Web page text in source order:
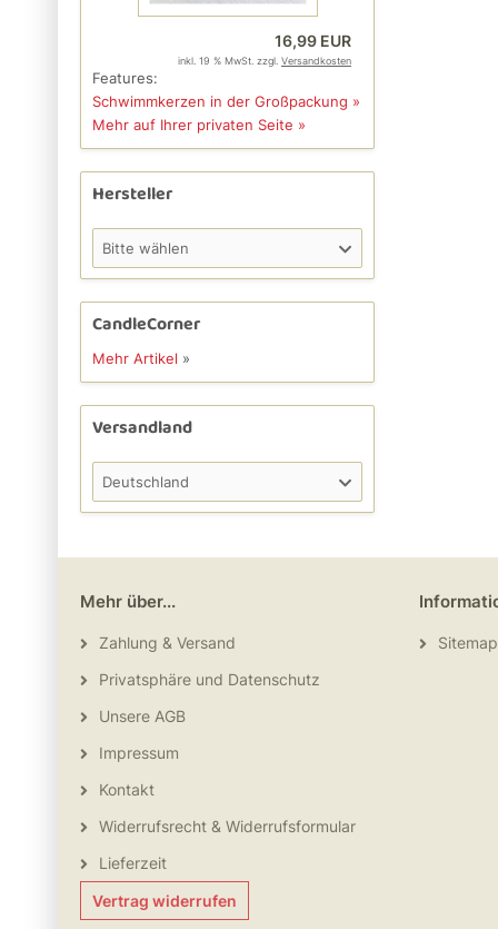
16,99 EUR
inkl. 19 % MwSt. zzgl. Versandkosten
Features:
Schwimmkerzen in der Großpackung »
Mehr auf Ihrer privaten Seite »
Hersteller
Bitte wählen
CandleCorner
Mehr Artikel »
Versandland
Deutschland
Mehr über...
Zahlung & Versand
Privatsphäre und Datenschutz
Unsere AGB
Impressum
Kontakt
Widerrufsrecht & Widerrufsformular
Lieferzeit
Vertrag widerrufen
Sitemap